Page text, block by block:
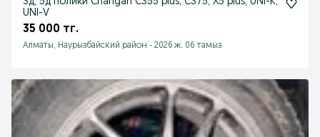
UNI-V
35 000 тг.
Алматы, Наурызбайский район - 2026 ж. 06 тамыз